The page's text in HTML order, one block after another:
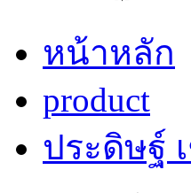
หน้าหลัก
product
ประดิษฐ์